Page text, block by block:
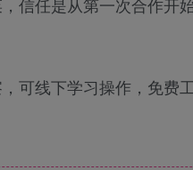
信任是从第一次合作
可线下学习操作，免费